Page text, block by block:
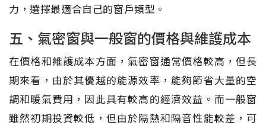
力，選擇最適合自己的窗戶類型。
五、氣密窗與一般窗的價格與維護成本
在價格和維護成本方面，氣密窗通常價格較高，但長
期來看，由於其優越的能源效率，能夠節省大量的空
調和暖氣費用，因此具有較高的經濟效益。而一般窗
雖然初期投資較低，但由於隔熱和隔音性能較差，可